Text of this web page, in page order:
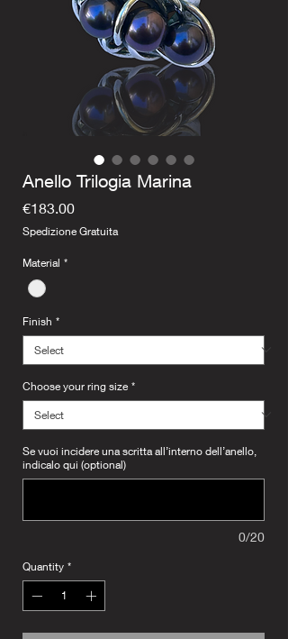
Anello Trilogia Marina
€183.00Price
Spedizione Gratuita
Material *
Finish *
Choose your ring size *
Se vuoi incidere una scritta all’interno dell’anello,
indicalo qui (optional)
0/20
Quantity *